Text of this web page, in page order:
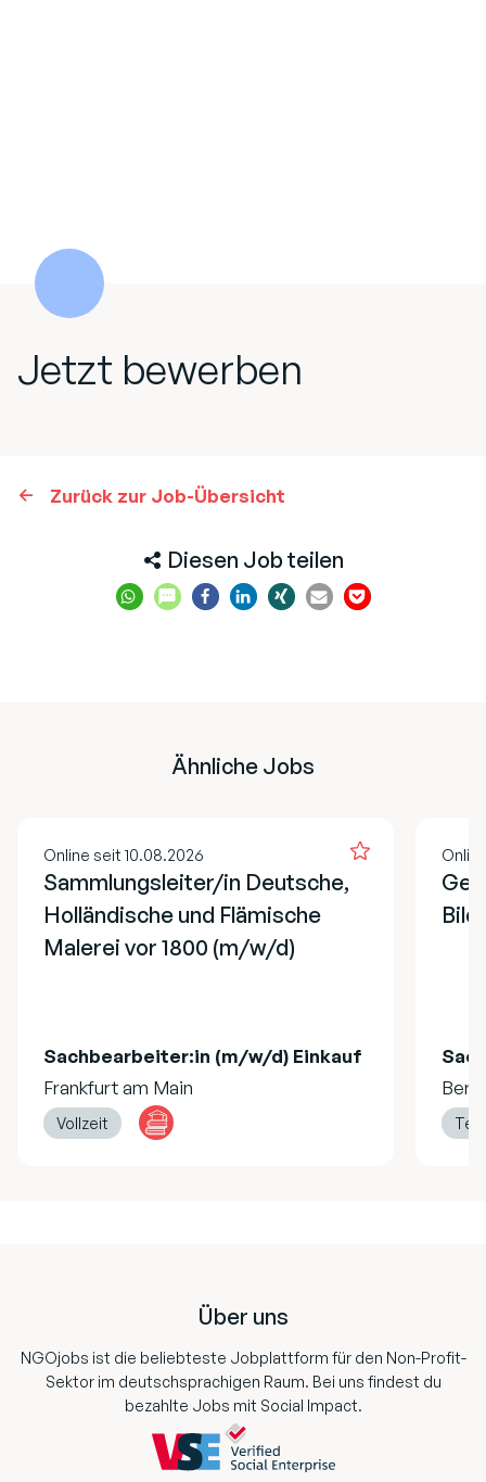
Jetzt bewerben
Zurück zur Job-Übersicht
Diesen Job teilen
Ähnliche Jobs
Online seit 10.08.2026
Sammlungsleiter/in Deutsche,
Holländische und Flämische
Malerei vor 1800 (m/w/d)
Sachbearbeiter:in (m/w/d) Einkauf
Frankfurt am Main
Vollzeit
Über uns
NGOjobs ist die beliebteste Jobplattform für den Non-Profit-
Sektor im deutschsprachigen Raum. Bei uns findest du
bezahlte Jobs mit Social Impact.